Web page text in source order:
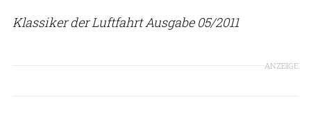
Klassiker der Luftfahrt Ausgabe 05/2011
ANZEIGE